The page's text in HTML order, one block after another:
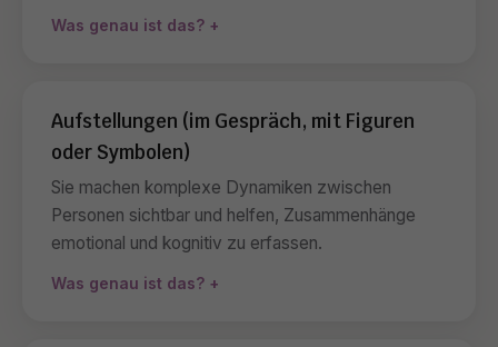
Was genau ist das?
Aufstellungen (im Gespräch, mit Figuren
oder Symbolen)
Sie machen komplexe Dynamiken zwischen
Personen sichtbar und helfen, Zusammenhänge
emotional und kognitiv zu erfassen.
Was genau ist das?